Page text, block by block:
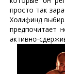
просто так
Холифинд
предпочитает
активно-